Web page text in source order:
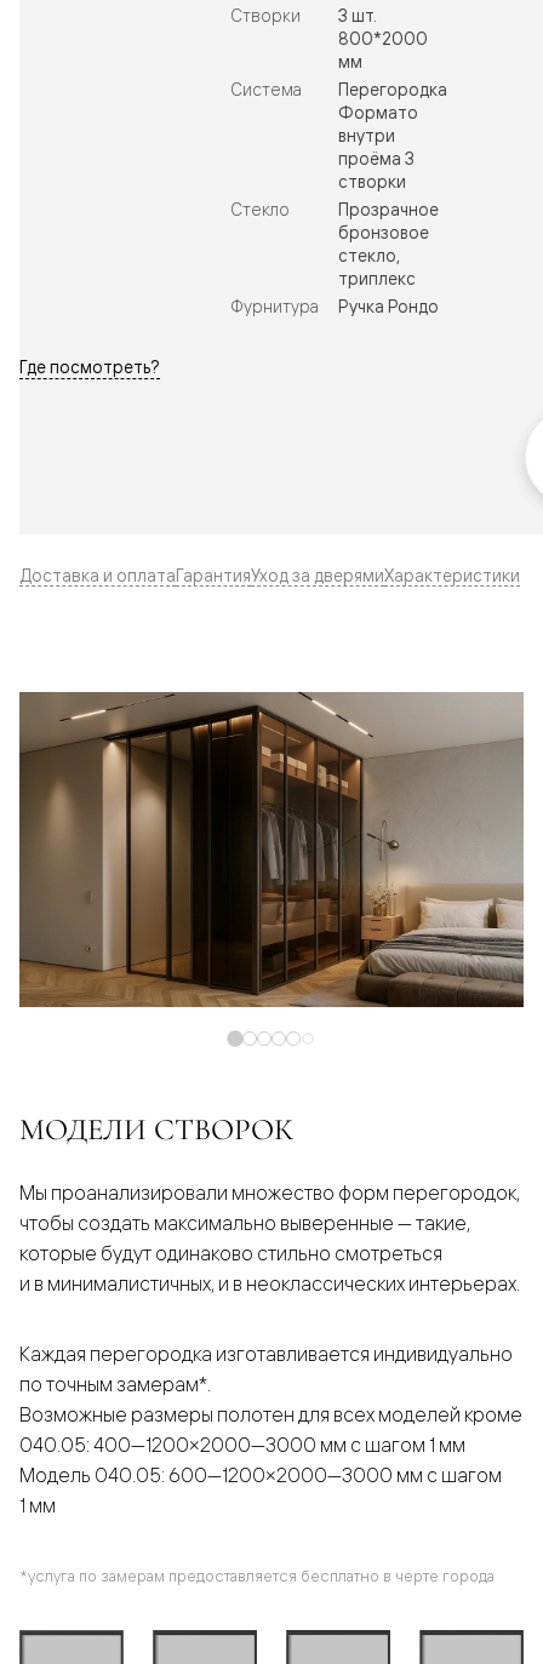
Створки
3 шт.
800*2000
мм
Система
Перегородка
Формато
внутри
проёма 3
створки
Стекло
Прозрачное
бронзовое
стекло,
триплекс
Фурнитура
Ручка Рондо
Где посмотреть?
Доставка и оплатаГарантияУход за дверямиХарактеристики
МОДЕЛИ СТВОРОК
Мы проанализировали множество форм перегородок,
чтобы создать максимально выверенные — такие,
которые будут одинаково стильно смотреться
и в минималистичных, и в неоклассических интерьерах.
Каждая перегородка изготавливается индивидуально
по точным замерам*.
Возможные размеры полотен для всех моделей кроме
040.05: 400—1200×2000—3000 мм с шагом 1 мм
Модель 040.05: 600—1200×2000—3000 мм с шагом
1 мм
*услуга по замерам предоставляется бесплатно в черте города